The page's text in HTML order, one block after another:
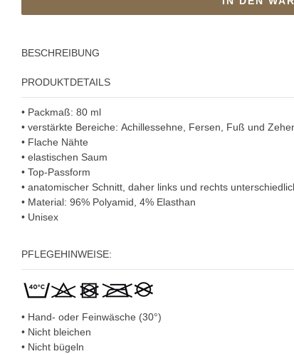
BESCHREIBUNG
PRODUKTDETAILS
• Packmaß: 80 ml
• verstärkte Bereiche: Achillessehne, Fersen, Fuß und
• Flache Nähte
• elastischen Saum
• Top-Passform
• anatomischer Schnitt, daher links und rechts
• Material: 96% Polyamid, 4% Elasthan
• Unisex
PFLEGEHINWEISE:
• Hand- oder Feinwäsche (30°)
• Nicht bleichen
• Nicht bügeln